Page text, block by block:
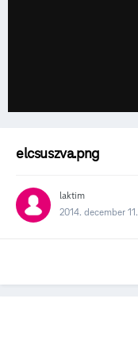
elcsuszva.png
laktim
2014. december 11.